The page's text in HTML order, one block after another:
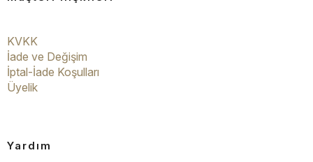
KVKK
İade ve Değişim
İptal-İade Koşulları
Üyelik
Yardım